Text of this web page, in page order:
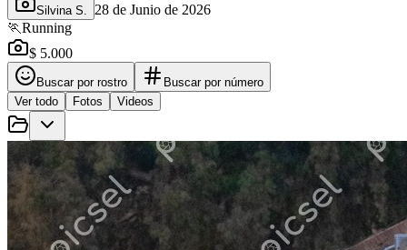
Silvina S.
28 de Junio de 2026
🏃Running
$ 5.000
Buscar por rostro
Buscar por número
Ver todo
Fotos Videos